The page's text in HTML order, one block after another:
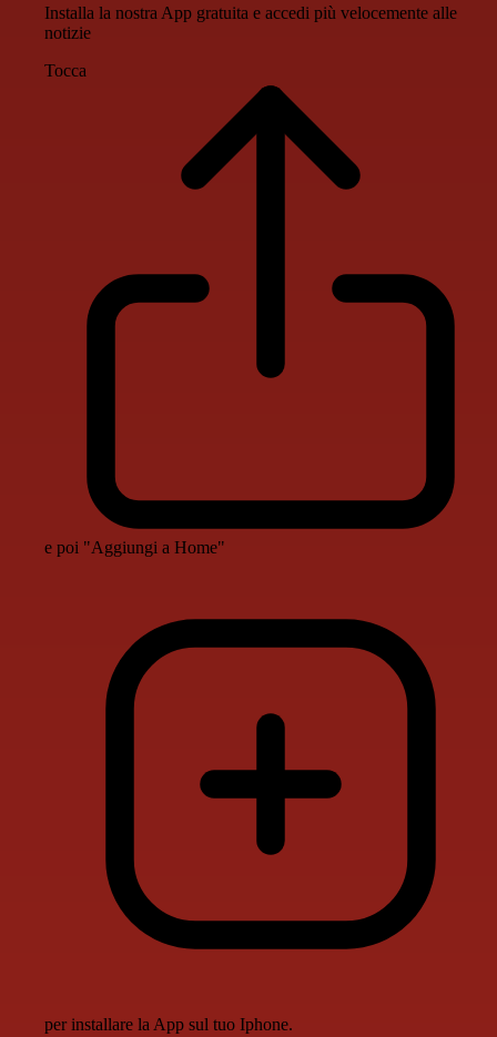
Installa la nostra App gratuita e accedi più velocemente alle
notizie
Tocca
e poi "Aggiungi a Home"
per installare la App sul tuo Iphone.